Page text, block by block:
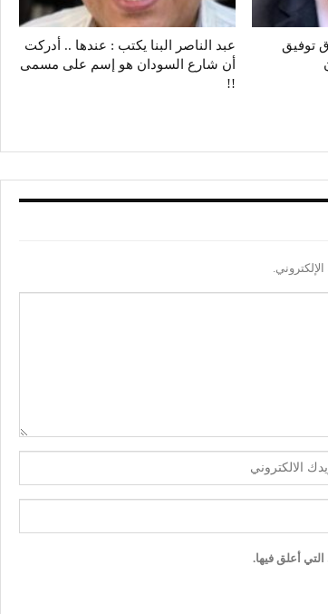
توفيق
عبد الناصر البنا يكتب : عندها .. أدركت
أن شارع السودان هو إسم على مسمى
!!
أعلق فيها.